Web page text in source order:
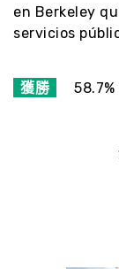
en Berkeley
servicios
獲勝 58.7%